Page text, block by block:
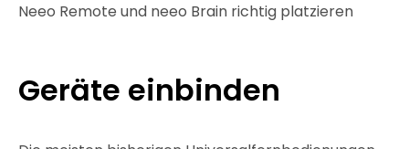
Neeo Remote und neeo Brain richtig platzieren
Geräte einbinden